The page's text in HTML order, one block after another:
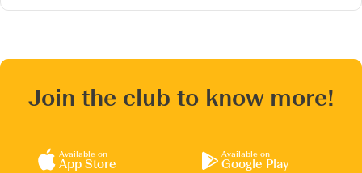
Join the club to know more!
Available on
App Store
Available on
Google Play